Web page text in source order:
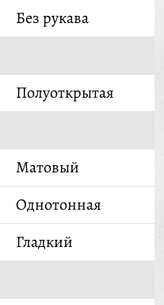
Без рукава
Полуоткрытая
Матовый
Однотонная
Гладкий